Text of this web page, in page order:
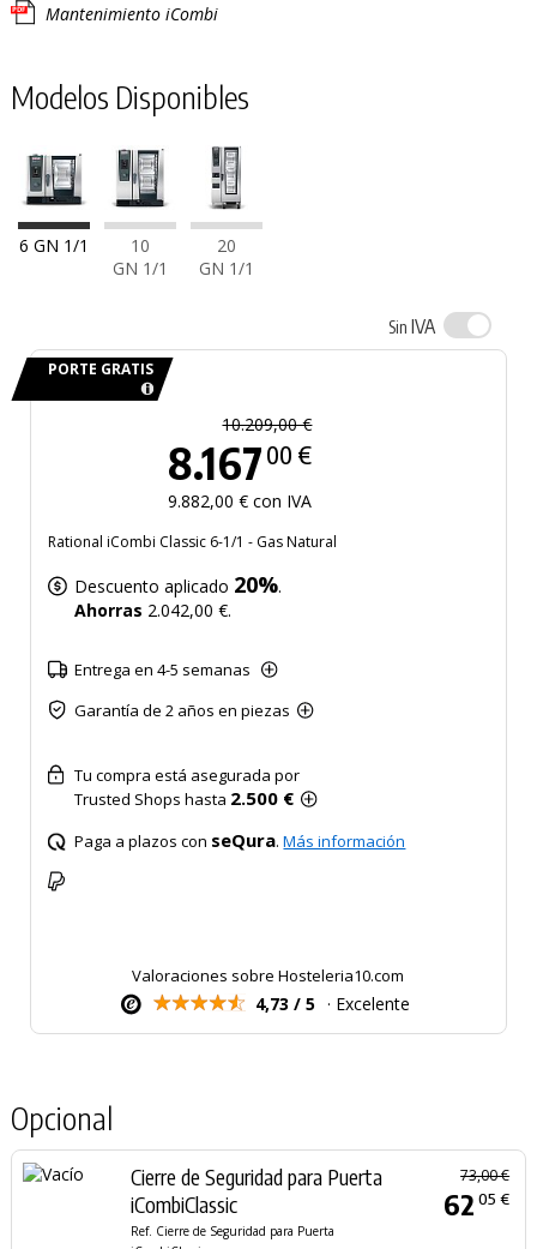
Mantenimiento iCombi
Modelos Disponibles
6 GN 1/1
10
GN 1/1
20
GN 1/1
Sin IVA
PORTE GRATIS
10.209,00 €
8.167 00 €
9.882,00 € con IVA
Rational iCombi Classic 6-1/1 - Gas Natural
Descuento aplicado 20%.
Ahorras 2.042,00 €.
Entrega en 4-5 semanas
Garantía de 2 años en piezas
Tu compra está asegurada por
Trusted Shops hasta 2.500 €
Paga a plazos con seQura.Más información
Valoraciones sobre Hosteleria10.com
4,73 / 5 · Excelente
Opcional
Cierre de Seguridad para Puerta
iCombiClassic
Ref. Cierre de Seguridad para Puerta
73,00 €
62 05 €